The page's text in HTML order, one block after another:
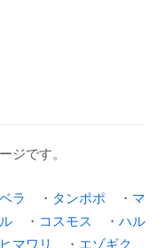
ジです。
ラ ・ タンポポ ・ マ
・ コスモス ・ ハル
ヒマワリ ・ エゾギク